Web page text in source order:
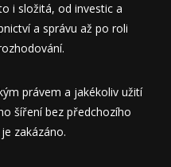
i složitá, od investic a
a správu až po roli
právem a jakékoliv užití
šíření bez předchozího
zakázáno.